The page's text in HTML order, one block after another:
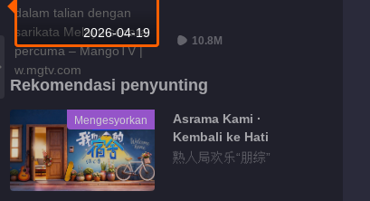
2026-04-19
10.8M
Rekomendasi penyunting
Mengesyorkan
Asrama Kami ·
Kembali ke Hati
熟人局欢乐“朋综”